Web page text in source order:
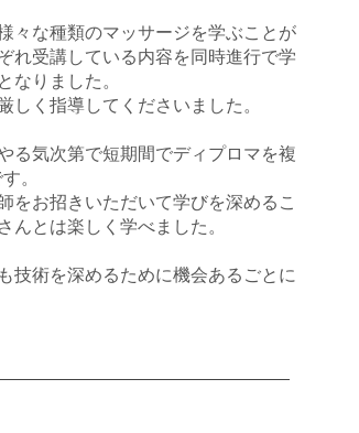
々な種類のマッサージを学ぶことが
れ受講している内容を同時進行で学
なりました。
しく指導してくださいました。
る気次第で短期間でディプロマを複
。
をお招きいただいて学びを深めるこ
んとは楽しく学べました。
技術を深めるために機会あるごとに